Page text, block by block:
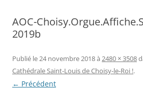
AOC-
2019b
Publié le24 novembre 2018à 2480 × 3508
Cathédrale Saint-Louis de Choisy-le-Roi !.
← Précédent